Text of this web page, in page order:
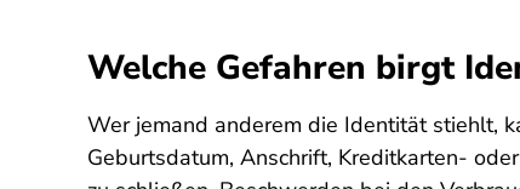
Welche Gefahren birgt
Wer jemand anderem die Identität stiehlt,
Geburtsdatum, Anschrift, Kreditkarten-